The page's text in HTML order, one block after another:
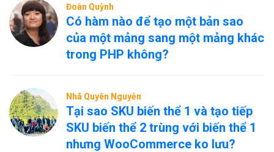
Đoàn Quỳnh
Có hàm nào để tạo một bản sao
của một mảng sang một mảng khác
trong PHP không?
Nhã Quyên Nguyễn
Tại sao SKU biến thể 1 và tạo tiếp
SKU biến thể 2 trùng với biến thể 1
nhưng WooCommerce ko lưu?